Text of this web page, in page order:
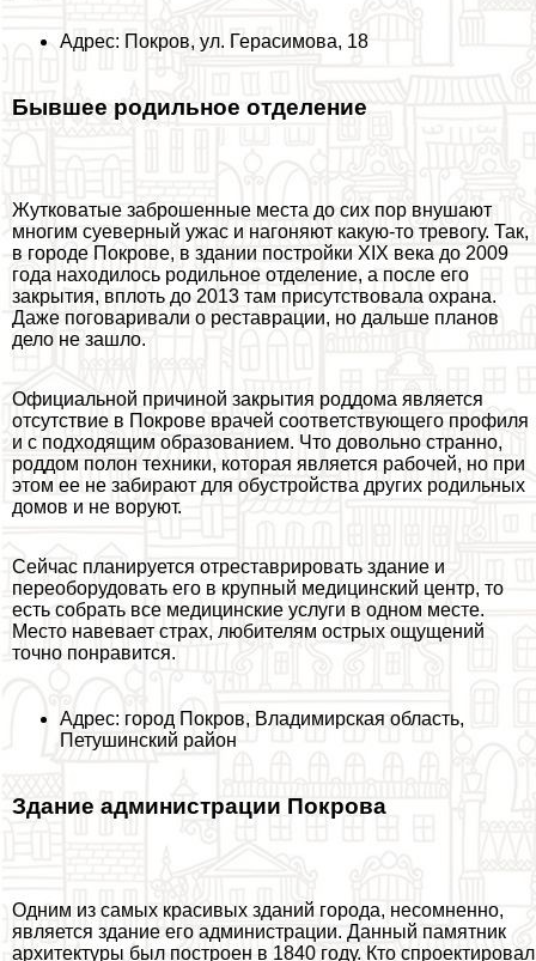
Адрес: Покров, ул. Герасимова, 18
Бывшее родильное отделение
Жутковатые заброшенные места до сих пор внушают
многим суеверный ужас и нагоняют какую-то тревогу. Так,
в городе Покрове, в здании постройки XIX века до 2009
года находилось родильное отделение, а после его
закрытия, вплоть до 2013 там присутствовала охрана.
Даже поговаривали о реставрации, но дальше планов
дело не зашло.
Официальной причиной закрытия роддома является
отсутствие в Покрове врачей соответствующего профиля
и с подходящим образованием. Что довольно странно,
роддом полон техники, которая является рабочей, но при
этом ее не забирают для обустройства других родильных
домов и не воруют.
Сейчас планируется отреставрировать здание и
переоборудовать его в крупный медицинский центр, то
есть собрать все медицинские услуги в одном месте.
Место навевает страх, любителям острых ощущений
точно понравится.
Адрес: город Покров, Владимирская область,
Петушинский район
Здание администрации Покрова
Одним из самых красивых зданий города, несомненно,
является здание его администрации. Данный памятник
архитектуры был построен в 1840 году. Кто спроектировал